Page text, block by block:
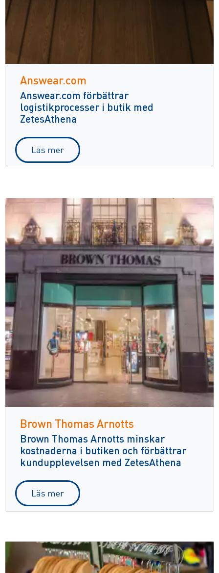
Answear.com
Answear.com förbättrar
logistikprocesser i butik med
ZetesAthena
Läs mer
Brown Thomas Arnotts
Brown Thomas Arnotts minskar
kostnaderna i butiken och förbättrar
kundupplevelsen med ZetesAthena
Läs mer